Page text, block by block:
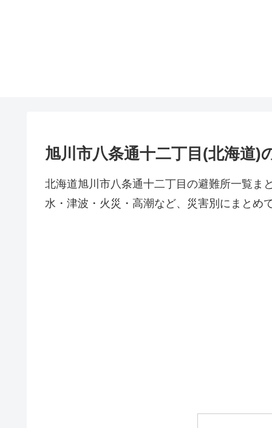
旭川市八条通十二丁目(北海道)
北海道旭川市八条通十二丁目の避難所一覧ま
水・津波・火災・高潮など、災害別にまとめ